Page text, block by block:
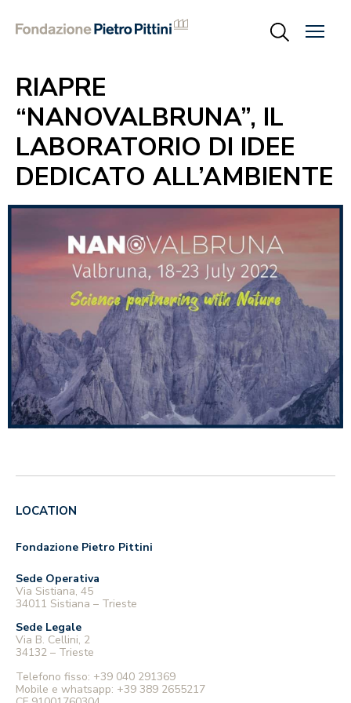
RIAPRE
“NANOVALBRUNA”, IL
LABORATORIO DI IDEE
DEDICATO ALL’AMBIENTE
LOCATION
Fondazione Pietro Pittini
Sede Operativa
Via Sistiana, 45
34011 Sistiana – Trieste
Sede Legale
Via B. Cellini, 2
34132 – Trieste
Telefono fisso: +39 040 291369
Mobile e whatsapp: +39 389 2655217